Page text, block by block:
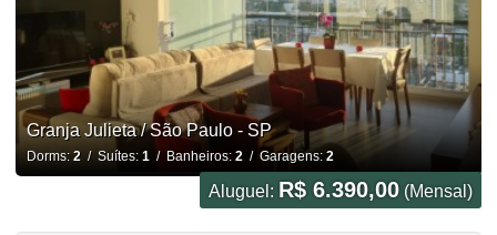
Granja Julieta / São Paulo - SP
Dorms: 2/ Suítes: 1 / Banheiros: 2/ Garagens: 2
Aluguel: R$ 6.390,00 (Mensal)